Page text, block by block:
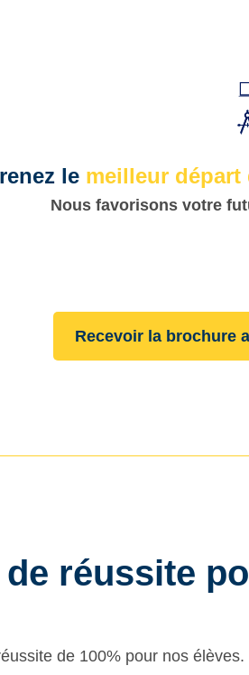
le meilleur départ
Nous favorisons votre
Recevoir la brochure
de réussite
de 100% pour nos élèves.